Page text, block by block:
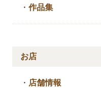
・作品集
お店
・ 店舗情報